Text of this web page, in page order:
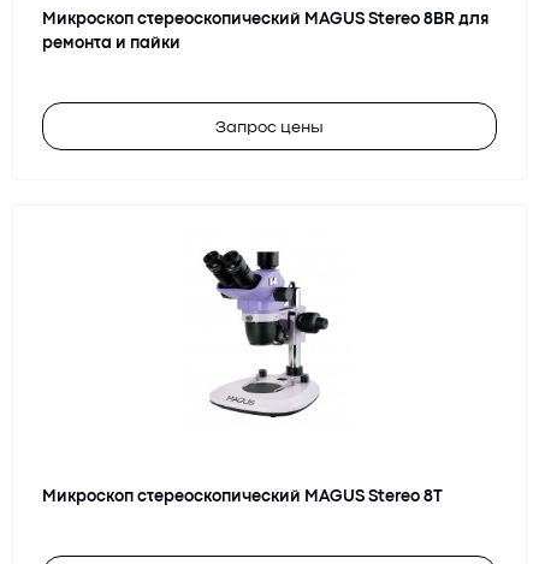
Микроскоп стереоскопический MAGUS Stereo 8BR для
ремонта и пайки
Запрос цены
Микроскоп стереоскопический MAGUS Stereo 8T